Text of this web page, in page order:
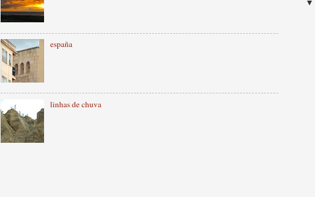
españa
linhas de chuva
▼